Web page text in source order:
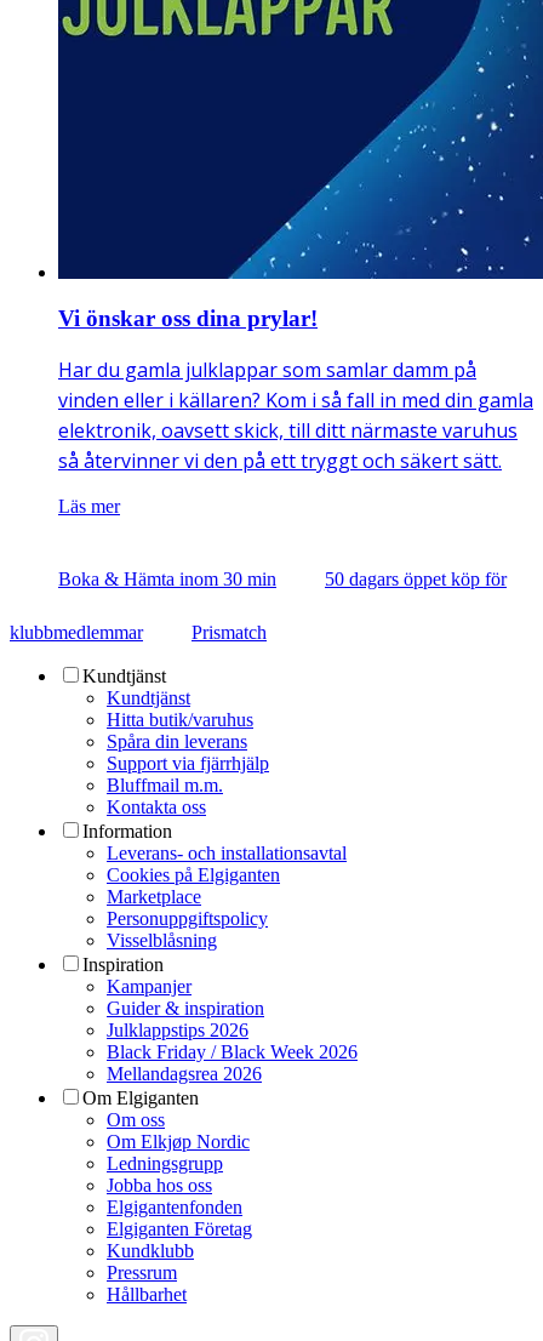
Vi önskar oss dina prylar!
Har du gamla julklappar som samlar damm på
vinden eller i källaren? Kom i så fall in med din gamla
elektronik, oavsett skick, till ditt närmaste varuhus
så återvinner vi den på ett tryggt och säkert sätt.
Läs mer
Boka & Hämta inom 30 min 50 dagars öppet köp för
klubbmedlemmar Prismatch
Kundtjänst
Kundtjänst
Hitta butik/varuhus
Spåra din leverans
Support via fjärrhjälp
Bluffmail m.m.
Kontakta oss
Information
Leverans- och installationsavtal
Cookies på Elgiganten
Marketplace
Personuppgiftspolicy
Visselblåsning
Inspiration
Kampanjer
Guider & inspiration
Julklappstips 2026
Black Friday / Black Week 2026
Mellandagsrea 2026
Om Elgiganten
Om oss
Om Elkjøp Nordic
Ledningsgrupp
Jobba hos oss
Elgigantenfonden
Elgiganten Företag
Kundklubb
Pressrum
Hållbarhet